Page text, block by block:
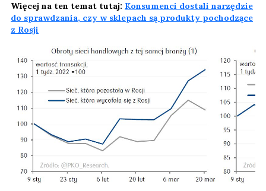
Więcej na ten temat tutaj: Konsumenci dostali narzędzie
do sprawdzania, czy w sklepach są produkty pochodzące
z Rosji